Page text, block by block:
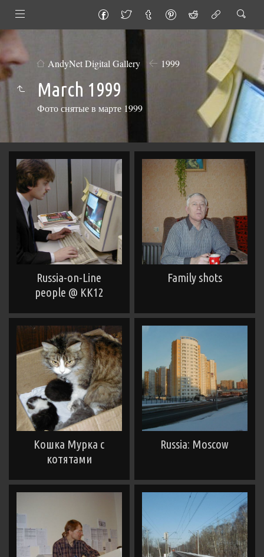
AndyNet Digital Gallery 1999
March 1999
Фото снятые в марте 1999
Russia-on-Line
people @ KK12
Family shots
Кошка Мурка с
котятами
Russia: Moscow